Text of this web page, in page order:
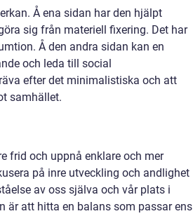
Å ena sidan har den hjälpt
sig från materiell fixering. Det har
Å den andra sidan kan en
och leda till social
efter det minimalistiska och att
samhället.
frid och uppnå enklare och mer
på inre utveckling och andlighet
av oss själva och vår plats i
är att hitta en balans som passar ens